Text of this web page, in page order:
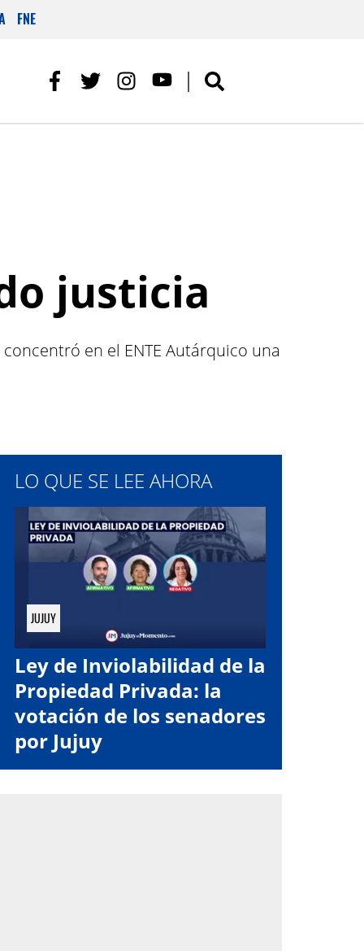
FNE
justicia
en el ENTE Autárquico una
LO QUE SE LEE AHORA
JUJUY
Ley de Inviolabilidad de la
Propiedad Privada: la
votación de los senadores
por Jujuy